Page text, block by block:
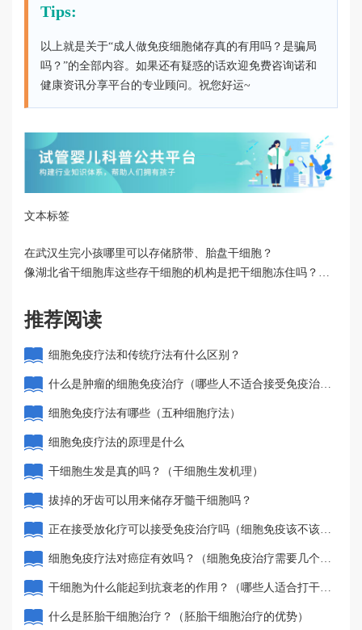
Tips:
以上就是关于“成人做免疫细胞储存真的有用吗？是骗局
吗？”的全部内容。如果还有疑惑的话欢迎免费咨询诺和
健康资讯分享平台的专业顾问。祝您好运~
文本标签
在武汉生完小孩哪里可以存储脐带、胎盘干细胞？
像湖北省干细胞库这些存干细胞的机构是把干细胞冻住吗？时
推荐阅读
细胞免疫疗法和传统疗法有什么区别？
什么是肿瘤的细胞免疫治疗（哪些人不适合接受免疫治
疗）
细胞免疫疗法有哪些（五种细胞疗法）
细胞免疫疗法的原理是什么
干细胞生发是真的吗？（干细胞生发机理）
拔掉的牙齿可以用来储存牙髓干细胞吗？
正在接受放化疗可以接受免疫治疗吗（细胞免疫该不该
做）
细胞免疫疗法对癌症有效吗？（细胞免疫治疗需要几个周
期）
干细胞为什么能起到抗衰老的作用？（哪些人适合打干细
胞抗衰老）
什么是胚胎干细胞治疗？（胚胎干细胞治疗的优势）